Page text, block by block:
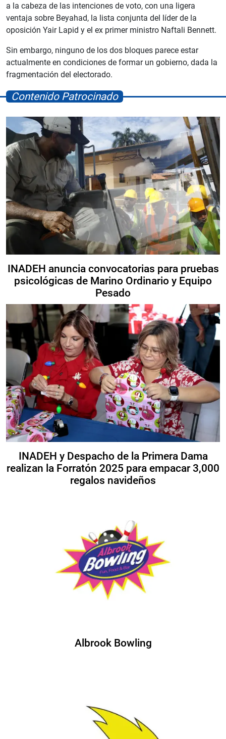
a la cabeza de las intenciones de voto, con una ligera
ventaja sobre Beyahad, la lista conjunta del líder de la
oposición Yair Lapid y el ex primer ministro Naftali Bennett.
Sin embargo, ninguno de los dos bloques parece estar
actualmente en condiciones de formar un gobierno, dada la
fragmentación del electorado.
Contenido Patrocinado
INADEH anuncia convocatorias para pruebas
psicológicas de Marino Ordinario y Equipo
Pesado
INADEH y Despacho de la Primera Dama
realizan la Forratón 2025 para empacar 3,000
regalos navideños
Albrook Bowling